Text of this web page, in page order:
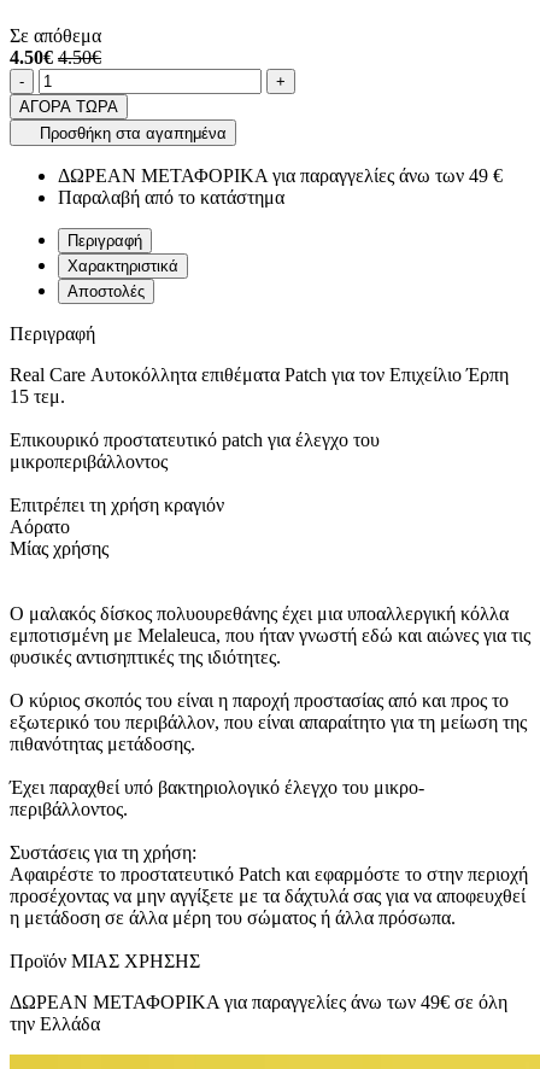
Σε απόθεμα
4.50€ 4.50€
Ποσότητα
-product.increase.quantity +
ΑΓΟΡΑ ΤΩΡΑ
Προσθήκη στα αγαπημένα
ΔΩΡΕΑΝ ΜΕΤΑΦΟΡΙΚΑ για παραγγελίες άνω των 49 €
Παραλαβή από το κατάστημα
Περιγραφή
Χαρακτηριστικά
Αποστολές
Περιγραφή
Real Care Αυτοκόλλητα επιθέματα Patch για τον Επιχείλιο Έρπη
15 τεμ.
Επικουρικό προστατευτικό patch για έλεγχο του
μικροπεριβάλλοντος
Επιτρέπει τη χρήση κραγιόν
Αόρατο
Μίας χρήσης
Ο μαλακός δίσκος πολυουρεθάνης έχει μια υποαλλεργική κόλλα
εμποτισμένη με Melaleuca, που ήταν γνωστή εδώ και αιώνες για τις
φυσικές αντισηπτικές της ιδιότητες.
Ο κύριος σκοπός του είναι η παροχή προστασίας από και προς το
εξωτερικό του περιβάλλον, που είναι απαραίτητο για τη μείωση της
πιθανότητας μετάδοσης.
Έχει παραχθεί υπό βακτηριολογικό έλεγχο του μικρο-
περιβάλλοντος.
Συστάσεις για τη χρήση:
Αφαιρέστε το προστατευτικό Patch και εφαρμόστε το στην περιοχή
προσέχοντας να μην αγγίξετε με τα δάχτυλά σας για να αποφευχθεί
η μετάδοση σε άλλα μέρη του σώματος ή άλλα πρόσωπα.
Προϊόν ΜΙΑΣ ΧΡΗΣΗΣ
ΔΩΡΕΑΝ ΜΕΤΑΦΟΡΙΚΑ για παραγγελίες άνω των 49€ σε όλη
την Ελλάδα